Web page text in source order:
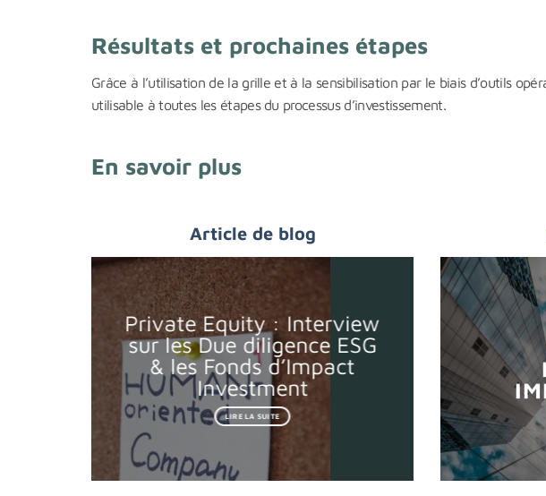
Résultats et prochaines étapes
Grâce à l’utilisation de la grille et à la sensibilisation par le biais d’outils
utilisable à toutes les étapes du processus d’investissement.
En savoir plus
Article de blog
Private Equity : Interview
sur les Due diligence ESG
& les Fonds d’Impact
Investment
LIRE LA SUITE